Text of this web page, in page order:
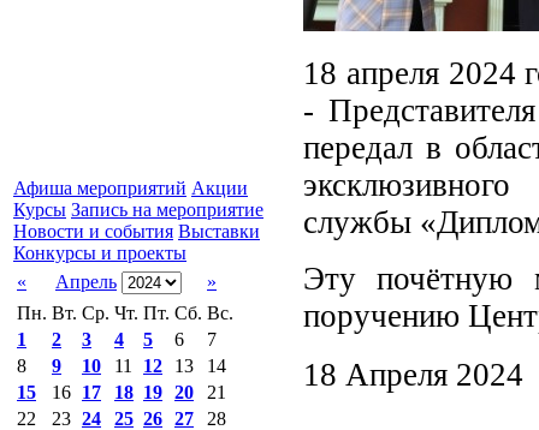
Афиша мероприятий Акции
Курсы Запись на мероприятие
Новости и события Выставки
Конкурсы и проекты
«
Апрель
»
Пн. Вт. Ср. Чт. Пт. Сб. Вс.
1
2 3 4 5 6
7
8
9 10 11 12 13
14
15
16 17 18 19 20
21
22
23 24 25 26 27
28
18 апреля 2024
-
передал в
службы
Эту почётную
поручению
18 Апреля 2024